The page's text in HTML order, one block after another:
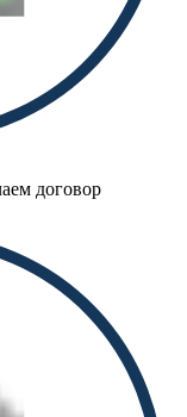
договор